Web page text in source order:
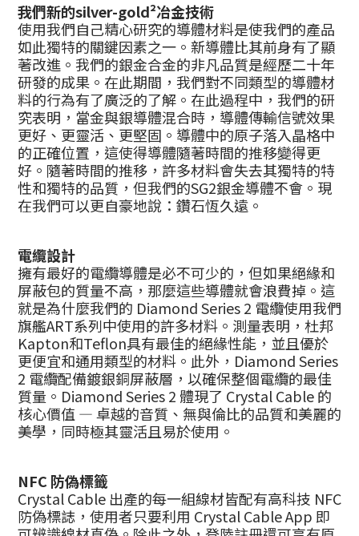
我們新的silver-gold²冶金技術
使用我們自己精心研究的導體材料是使我們的產品
如此獨特的關鍵因素之一。新導體比其前身有了顯
著改進。我們的銀金合金的非凡品質是經歷二十年
研發的成果。在此期間，我們對不同類型的導體材
料的行為有了廣泛的了解。在此過程中，我們的研
究表明，當金與銀導體混合時，導體傳輸信號效果
更好、更靈活、更堅固。導體中的原子落入晶格中
的正確位置，這使得導體隨著時間的推移變得更
好。隨著時間的推移，許多材料會失去其獨特的特
性和獨特的品質，但我們的SG2銀金導體不會。現
在我們可以更自豪地說：鑽石恆久遠。
電纜設計
擁有最好的電纜導體是必不可少的，但如果絕緣和
屏蔽包的質量不高，那麼這些導體就會浪費掉。這
就是為什麼我們的 Diamond Series 2 電纜使用我們
旗艦ART系列中使用的許多材料。測量表明，杜邦
Kapton和Teflon具有最佳的絕緣性能，並且優於
更便宜和通用類型的材料。此外，Diamond Series
2 電纜配備鍍銀銅屏蔽層，以確保整個電纜的最佳
質量。Diamond Series 2 體現了 Crystal Cable 的
核心價值 — 卓越的音質、無與倫比的品質和美麗的
美學，同時極其靈活且易於使用。
NFC 防偽標籤
Crystal Cable 出產的每一組線材皆配有高科技 NFC
防偽標誌，使用者只要利用 Crystal Cable App 即